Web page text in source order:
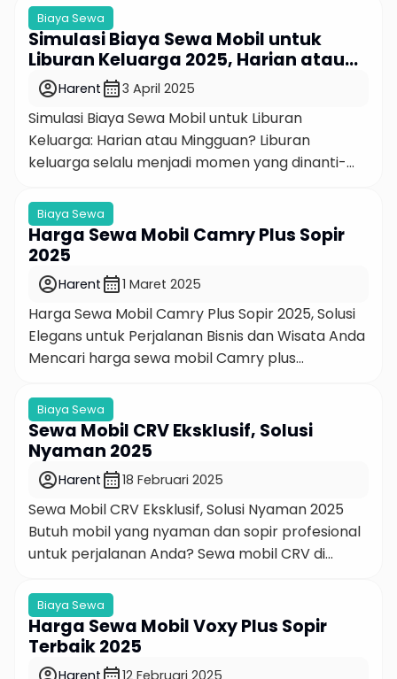
yang suka tampil beda dan mau menikmati
perjalanan dengan kenyamanan premium.
Apalagi kalau lagi ada acara penting, urusan
bisnis, atau sekadar mau jalan-jalan mewah di
kota […]
Biaya Sewa
Simulasi Biaya Sewa Mobil untuk
Liburan Keluarga 2025, Harian atau
Mingguan?
account_circleHarent calendar_month3 April 2025
Simulasi Biaya Sewa Mobil untuk Liburan
Keluarga: Harian atau Mingguan? Liburan
keluarga selalu menjadi momen yang dinanti-
lebih hemat mana antara sewa mobil harian
atau mingguan? Simulasi biaya sewa mobil bisa
jadi solusi sebelum kamu memutuskan. Dengan
begitu, kamu bisa mengatur budget perjalanan
dengan lebih bijak. Yuk, kita bahas […]
Biaya Sewa
Harga Sewa Mobil Camry Plus Sopir
2025
account_circleHarent calendar_month1 Maret 2025
Harga Sewa Mobil Camry Plus Sopir 2025, Solusi
Elegans untuk Perjalanan Bisnis dan Wisata Anda
Mencari harga sewa mobil Camry plus
Rent Car (Harent) hadir sebagai solusi terbaik
untuk kebutuhan transportasi mewah Anda. Baik
untuk keperluan bisnis, acara khusus, atau
sekadar jalan-jalan bersama keluarga, Harent
menawarkan layanan sewa mobil Camry plus
[…]
Biaya Sewa
Sewa Mobil CRV Eksklusif, Solusi
Nyaman 2025
account_circleHarent calendar_month18 Februari 2025
Sewa Mobil CRV Eksklusif, Solusi Nyaman 2025
Butuh mobil yang nyaman dan sopir profesional
untuk perjalanan Anda? Sewa mobil CRV di
Dengan desain elegan, ruang luas, dan performa
tangguh, Honda CRV siap menemani perjalanan
Anda, baik untuk keperluan bisnis, liburan, atau
acara khusus. Kami menawarkan layanan sewa
Biaya Sewa
Harga Sewa Mobil Voxy Plus Sopir
Terbaik 2025
Harent 12 Februari 2025